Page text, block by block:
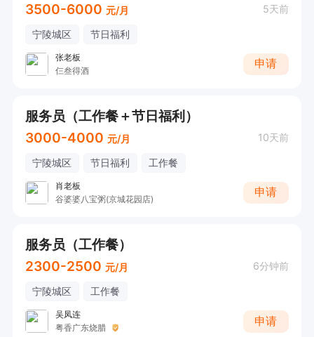
3500-6000 元/月 5天前
宁陵城区 节日福利
张老板
仨叁得酒
申请
服务员（工作餐＋节日福利）
3000-4000 元/月 10天前
宁陵城区 节日福利 工作餐
肖老板
谷婆婆八宝粥(京城花园店)
申请
服务员（工作餐）
2300-2500 元/月 6分钟前
宁陵城区 工作餐
吴凤连
粤香广东烧腊
申请